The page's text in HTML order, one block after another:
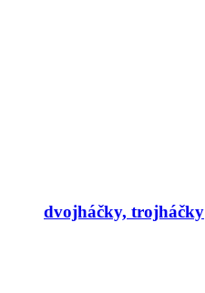
dvojháčky, trojháčky